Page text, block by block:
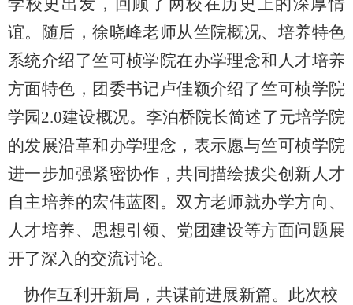
谊。随后，徐晓峰老师从竺院概况、培养特色
系统介绍了竺可桢学院在办学理念和人才培养
方面特色，团委书记卢佳颖介绍了竺可桢学院
学园2.0建设概况。李泊桥院长简述了元培学院
的发展沿革和办学理念，表示愿与竺可桢学院
进一步加强紧密协作，共同描绘拔尖创新人才
自主培养的宏伟蓝图。双方老师就办学方向、
人才培养、思想引领、党团建设等方面问题展
开了深入的交流讨论。
协作互利开新局，共谋前进展新篇。此次校